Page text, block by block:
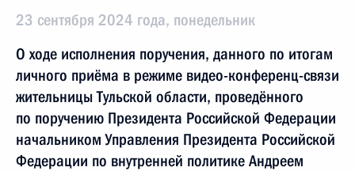
23 сентября 2024 года, понедельник
О ходе исполнения поручения, данного по итогам
личного приёма в режиме видео-конференц-связи
жительницы Тульской области, проведённого
по поручению Президента Российской Федерации
начальником Управления Президента Российской
Федерации по внутренней политике Андреем